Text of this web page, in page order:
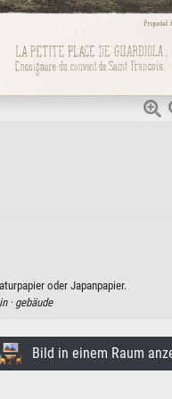
oder Japanpapier.
· gebäude
Bild in einem Raum